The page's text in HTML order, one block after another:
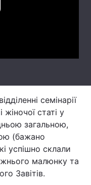
семінарії
статі у
загальною,
(бажано
успішно склали
малюнку та
Завітів.